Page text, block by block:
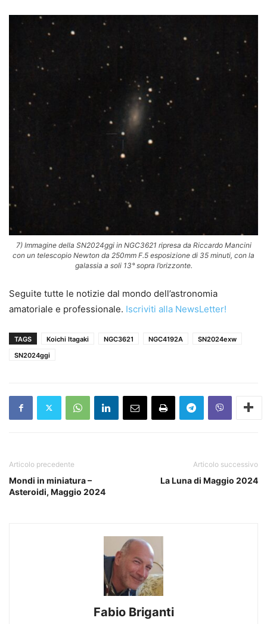
7) Immagine della SN2024ggi in NGC3621 ripresa da Riccardo Mancini
con un telescopio Newton da 250mm F.5 esposizione di 35 minuti, con la
galassia a soli 13° sopra l’orizzonte.
Seguite tutte le notizie dal mondo dell’astronomia
amatoriale e professionale. Iscriviti alla NewsLetter!
TAGS Koichi Itagaki NGC3621 NGC4192A
SN2024exw
SN2024ggi
Articolo precedente
Mondi in miniatura –
Asteroidi, Maggio 2024
Articolo successivo
La Luna di Maggio 2024
Fabio Briganti